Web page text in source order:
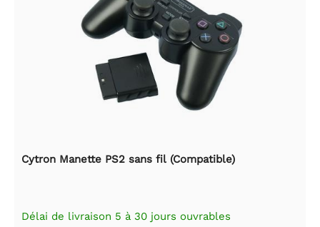
Cytron Manette PS2 sans fil (Compatible)
Délai de livraison 5 à 30 jours ouvrables